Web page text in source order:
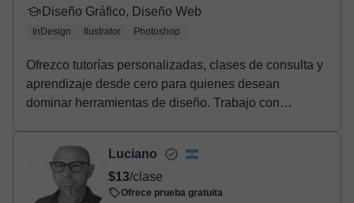
Diseño Gráfico, Diseño Web
InDesign Ilustrator Photoshop
Ofrezco tutorías personalizadas, clases de consulta y
aprendizaje desde cero para quienes desean
dominar herramientas de diseño. Trabajo con
Luciano
$13/clase
Ofrece prueba gratuita